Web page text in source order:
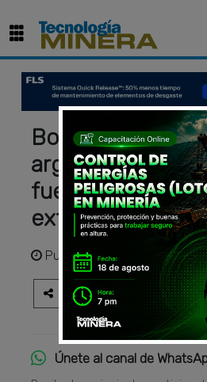
Bolivia: La
argentina
fuera de la
extraer litio del
Publicadohace 4 años
Únete al canal de